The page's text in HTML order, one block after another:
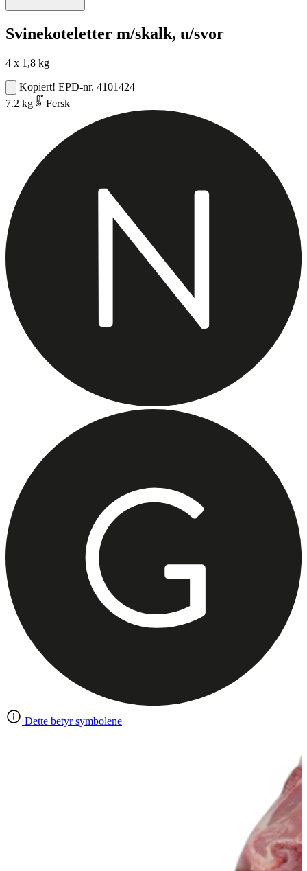
Svinekoteletter m/skalk, u/svor
4 x 1,8 kg
Kopiert! EPD-nr. 4101424
7.2 kg
Fersk
Dette betyr symbolene